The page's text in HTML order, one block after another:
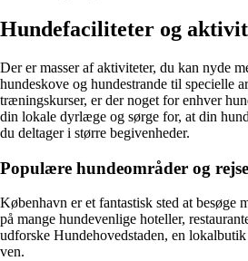
Hundefaciliteter og
Der er masser af aktiviteter, du kan nyde
hundeskove og hundestrande til specielle
træningskurser, er der noget for enhver
din lokale dyrlæge og sørge for, at din
du deltager i større begivenheder.
Populære hundeområder og
København er et fantastisk sted at besøge
på mange hundevenlige hoteller,
udforske Hundehovedstaden, en
ven.